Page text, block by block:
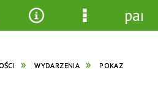
WYDARZENIA
POKAZ
NarzędziaMenu